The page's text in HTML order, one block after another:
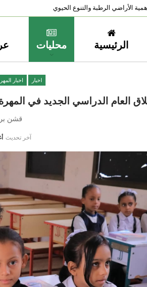
الأراضي الرطبة والتنوع الحيوي
الرئيسية محليات
اخبار اخبار
العام الدراسي الجديد في
قشن
آخر تحديث